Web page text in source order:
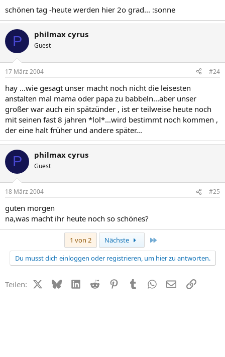
schönen tag -heute werden hier 2o grad... :sonne
P philmax cyrus
Guest
17 März 2004 #24
hay ...wie gesagt unser macht noch nicht die leisesten
anstalten mal mama oder papa zu babbeln...aber unser
großer war auch ein spätzünder , ist er teilweise heute noch
mit seinen fast 8 jahren *lol*...wird bestimmt noch kommen ,
der eine halt früher und andere später...
P philmax cyrus
Guest
18 März 2004 #25
guten morgen
na,was macht ihr heute noch so schönes?
1 von 2 Nächste
Du musst dich einloggen oder registrieren, um hier zu antworten.
Teilen: X (Twitter)
BlueskyLinkedIn
Reddit PinterestTumblr WhatsApp
E-MailLink